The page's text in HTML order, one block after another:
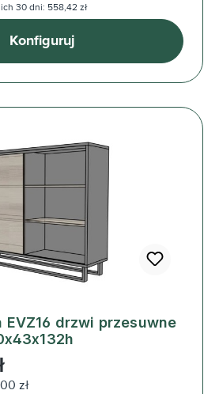
30 dni: 558,42 zł
Konfiguruj
EVZ16 drzwi przesuwne
zł